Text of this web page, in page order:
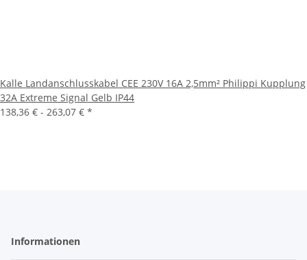
Kalle Landanschlusskabel CEE 230V 16A 2,5mm² Philippi Kupplung
32A Extreme Signal Gelb IP44
138,36 € - 263,07 € *
Informationen